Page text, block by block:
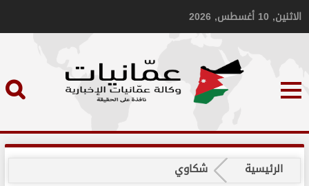
الاثنين, 10 أغسطس, 2026
الرئيسية شكاوي